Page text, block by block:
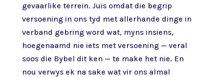
gevaarlike terrein. Juis omdat die begrip
versoening in ons tyd met allerhande dinge in
verband gebring word wat, myns insiens,
hoegenaamd nie iets met versoening — veral
soos die Bybel dit ken — te make het nie. En
nou verwys ek na sake wat vir ons almal